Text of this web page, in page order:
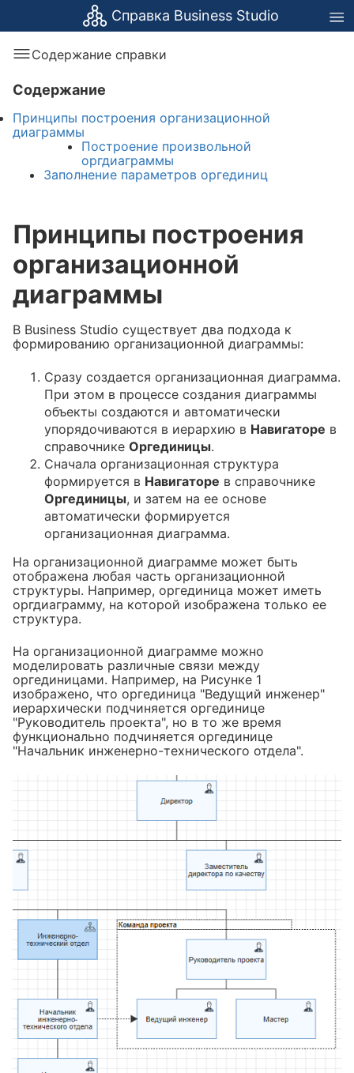
Справка Business Studio
Содержание справки
Принципы построения
организационной
диаграммы
В Business Studio существует два подхода к
формированию организационной диаграммы:
Сразу создается организационная диаграмма.
При этом в процессе создания диаграммы
объекты создаются и автоматически
упорядочиваются в иерархию в Навигаторе в
справочнике Оргединицы.
Сначала организационная структура
формируется в Навигаторе в справочнике
Оргединицы, и затем на ее основе
автоматически формируется
организационная диаграмма.
На организационной диаграмме может быть
отображена любая часть организационной
структуры. Например, оргединица может иметь
оргдиаграмму, на которой изображена только ее
структура.
На организационной диаграмме можно
моделировать различные связи между
оргединицами. Например, на Рисунке 1
изображено, что оргединица "Ведущий инженер"
иерархически подчиняется оргединице
"Руководитель проекта", но в то же время
функционально подчиняется оргединице
"Начальник инженерно-технического отдела".
Содержание
Принципы построения организационной
диаграммы
Построение произвольной
оргдиаграммы
Заполнение параметров оргединиц